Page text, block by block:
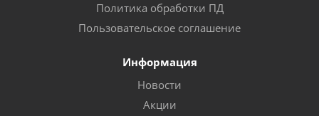
Политика обработки ПД
Пользовательское соглашение
Информация
Новости
Акции